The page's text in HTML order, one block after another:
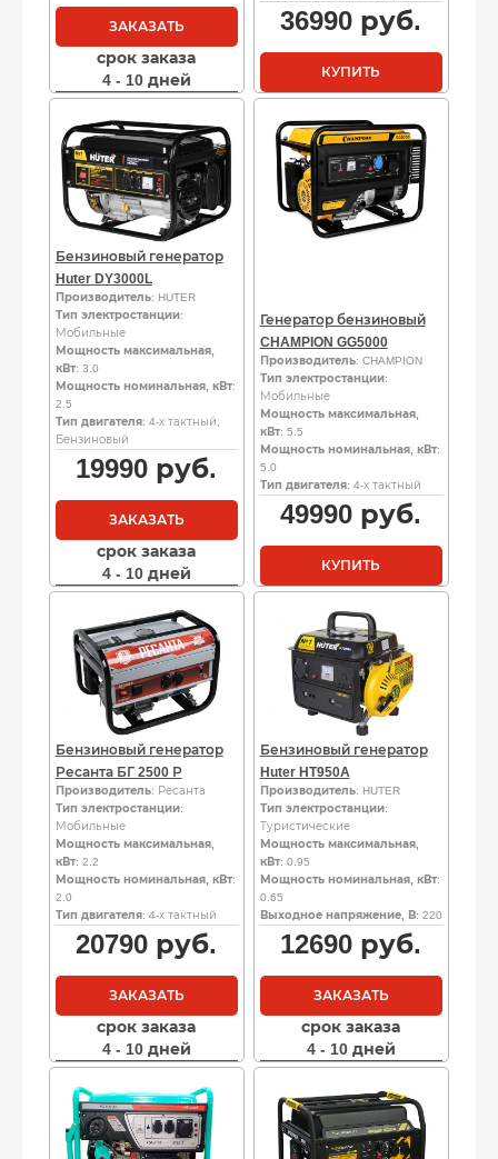
ЗАКАЗАТЬ
срок заказа
4 - 10 дней
36990 руб.
КУПИТЬ
Бензиновый генератор
Huter DY3000L
Производитель: HUTER
Тип электростанции:
Мобильные
Мощность максимальная,
кВт: 3.0
Мощность номинальная, кВт:
2.5
Тип двигателя: 4-х тактный,
Бензиновый
19990 руб.
ЗАКАЗАТЬ
срок заказа
4 - 10 дней
Генератор бензиновый
CHAMPION GG5000
Производитель: CHAMPION
Тип электростанции:
Мобильные
Мощность максимальная,
кВт: 5.5
Мощность номинальная, кВт:
5.0
Тип двигателя: 4-х тактный
49990 руб.
КУПИТЬ
Бензиновый генератор
Ресанта БГ 2500 Р
Производитель: Ресанта
Тип электростанции:
Мобильные
Мощность максимальная,
кВт: 2.2
Мощность номинальная, кВт:
2.0
Тип двигателя: 4-х тактный
20790 руб.
ЗАКАЗАТЬ
срок заказа
4 - 10 дней
Бензиновый генератор
Huter HT950A
Производитель: HUTER
Тип электростанции:
Туристические
Мощность максимальная,
кВт: 0.95
Мощность номинальная, кВт:
0.65
Выходное напряжение, В: 220
12690 руб.
ЗАКАЗАТЬ
срок заказа
4 - 10 дней